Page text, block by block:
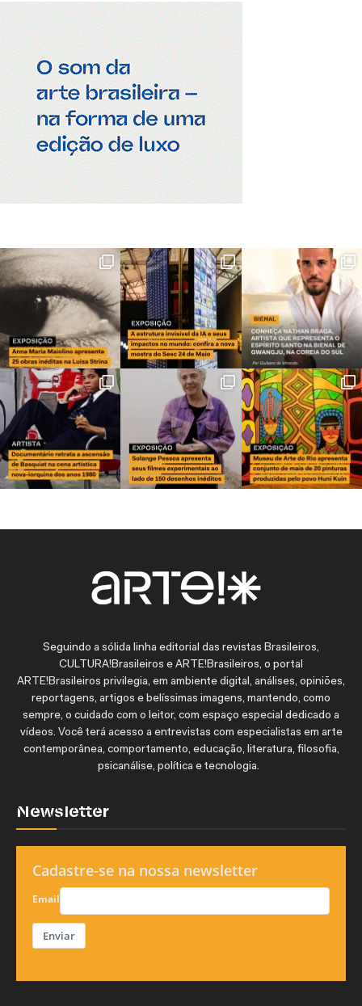
Seguindo a sólida linha editorial das revistas Brasileiros,
CULTURA!Brasileiros e ARTE!Brasileiros, o portal
ARTE!Brasileiros privilegia, em ambiente digital, análises, opiniões,
reportagens, artigos e belíssimas imagens, mantendo, como
sempre, o cuidado com o leitor, com espaço especial dedicado a
vídeos. Você terá acesso a entrevistas com especialistas em arte
contemporânea, comportamento, educação, literatura, filosofia,
psicanálise, política e tecnologia.
Newsletter
Cadastre-se na nossa newsletter
Email
Enviar